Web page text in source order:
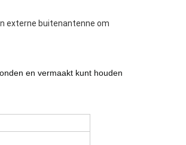
externe buitenantenne om
en vermaakt kunt houden